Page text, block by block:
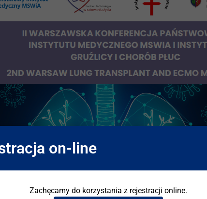
on-line
Zachęcamy do korzystania z rejestracji online.